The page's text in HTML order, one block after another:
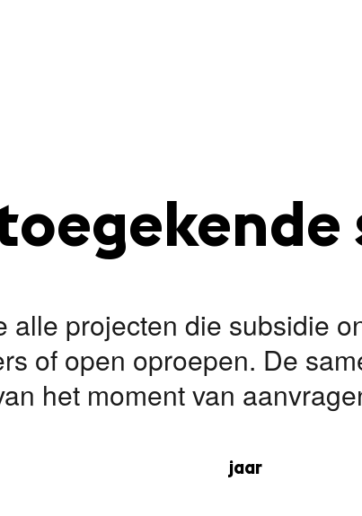
alle projecten die subsidie
of open oproepen. De
het moment van
jaar